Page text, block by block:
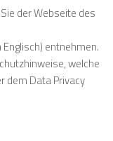
der Webseite des
Englisch) entnehmen.
welche
dem Data Privacy